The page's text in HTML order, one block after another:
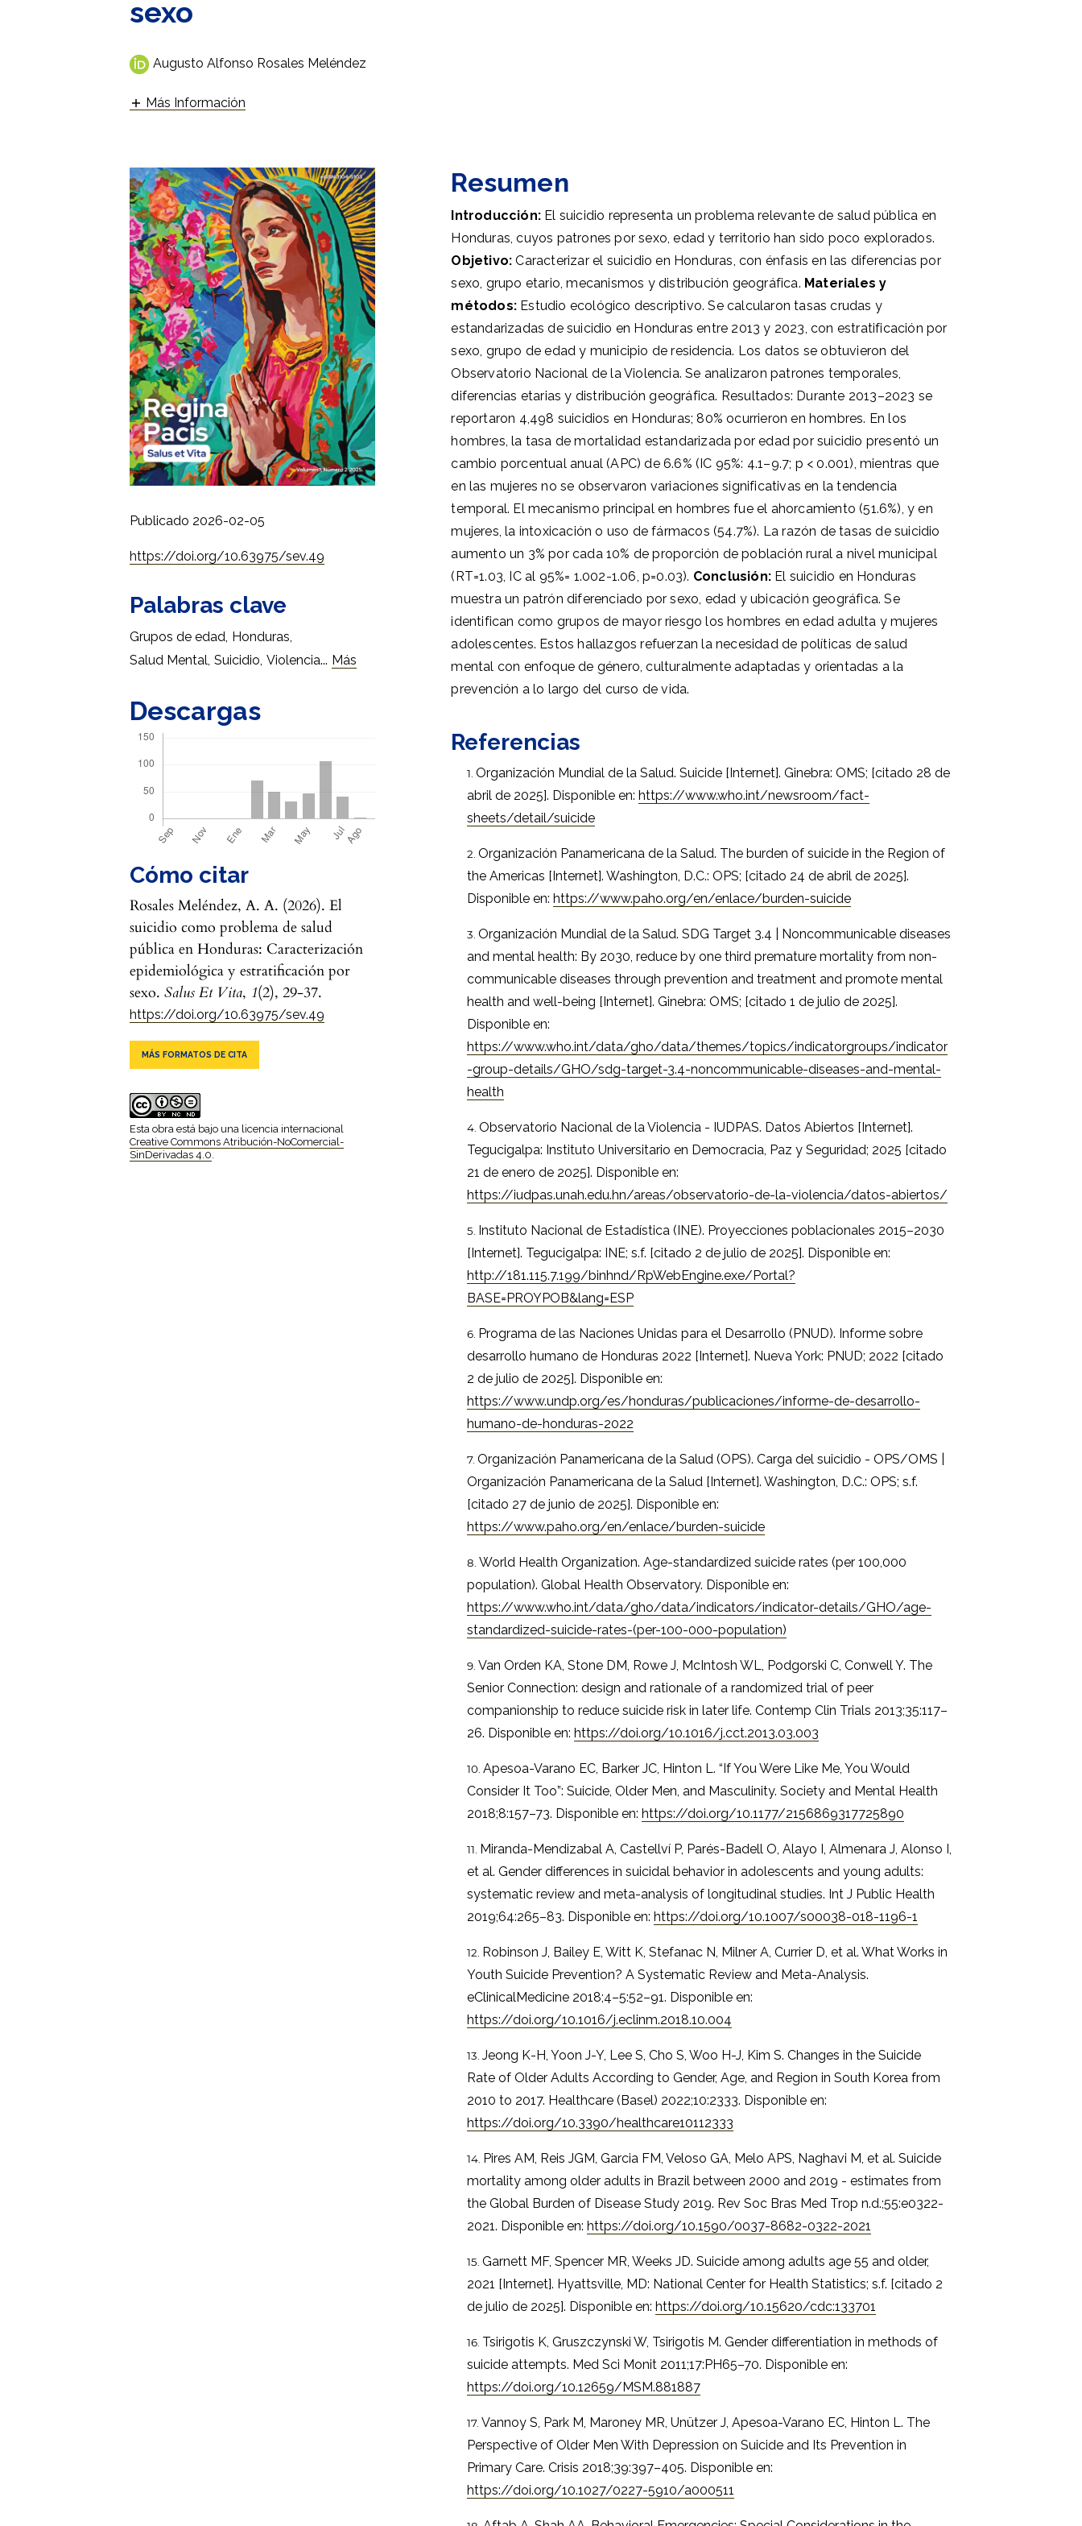
sexo
Augusto Alfonso Rosales Meléndez
Más Información
Publicado 2026-02-05
https://doi.org/10.63975/sev.49
Palabras clave
Grupos de edad Honduras
Salud Mental Suicidio Violencia... Más
Descargas
Cómo citar
Rosales Meléndez, A. A. (2026). El
suicidio como problema de salud
pública en Honduras: Caracterización
epidemiológica y estratificación por
sexo.Salus Et Vita, 1(2), 29-37.
https://doi.org/10.63975/sev.49
MÁS FORMATOS DE CITA
Esta obra está bajo una licencia internacional
Creative Commons Atribución-NoComercial-
SinDerivadas 4.0
Resumen
Introducción: El suicidio representa un problema relevante de salud pública en
Honduras, cuyos patrones por sexo, edad y territorio han sido poco explorados.
Objetivo:Caracterizar el suicidio en Honduras, con énfasis en las diferencias por
sexo, grupo etario, mecanismos y distribución geográfica. Materiales y
métodos: Estudio ecológico descriptivo. Se calcularon tasas crudas y
estandarizadas de suicidio en Honduras entre 2013 y 2023, con estratificación por
sexo, grupo de edad y municipio de residencia. Los datos se obtuvieron del
Observatorio Nacional de la Violencia. Se analizaron patrones temporales,
diferencias etarias y distribución geográfica. Resultados: Durante 2013–2023 se
reportaron 4,498 suicidios en Honduras; 80% ocurrieron en hombres. En los
hombres, la tasa de mortalidad estandarizada por edad por suicidio presentó un
cambio porcentual anual (APC) de 6.6% (IC 95%: 4.1–9.7; p < 0.001), mientras que
en las mujeres no se observaron variaciones significativas en la tendencia
temporal. El mecanismo principal en hombres fue el ahorcamiento (51.6%), y en
mujeres, la intoxicación o uso de fármacos (54.7%). La razón de tasas de suicidio
aumento un 3% por cada 10% de proporción de población rural a nivel municipal
(RT=1.03, IC al 95%= 1.002-1.06, p=0.03). Conclusión: El suicidio en Honduras
muestra un patrón diferenciado por sexo, edad y ubicación geográfica. Se
identifican como grupos de mayor riesgo los hombres en edad adulta y mujeres
adolescentes. Estos hallazgos refuerzan la necesidad de políticas de salud
mental con enfoque de género, culturalmente adaptadas y orientadas a la
prevención a lo largo del curso de vida.
Referencias
Organización Mundial de la Salud. Suicide [Internet]. Ginebra: OMS; [citado 28 de
abril de 2025]. Disponible en:https://www.who.int/newsroom/fact-
sheets/detail/suicide
Organización Panamericana de la Salud. The burden of suicide in the Region of
the Americas [Internet]. Washington, D.C.: OPS; [citado 24 de abril de 2025].
Disponible en:https://www.paho.org/en/enlace/burden-suicide
Organización Mundial de la Salud. SDG Target 3.4 | Noncommunicable diseases
and mental health: By 2030, reduce by one third premature mortality from non-
communicable diseases through prevention and treatment and promote mental
health and well-being [Internet]. Ginebra: OMS; [citado 1 de julio de 2025].
Disponible en:
https://www.who.int/data/gho/data/themes/topics/indicatorgroups/indicator
-group-details/GHO/sdg-target-3.4-noncommunicable-diseases-and-mental-
health
Observatorio Nacional de la Violencia - IUDPAS. Datos Abiertos [Internet].
Tegucigalpa: Instituto Universitario en Democracia, Paz y Seguridad; 2025 [citado
21 de enero de 2025]. Disponible en:
https://iudpas.unah.edu.hn/areas/observatorio-de-la-violencia/datos-abiertos/
Instituto Nacional de Estadística (INE). Proyecciones poblacionales 2015–2030
[Internet]. Tegucigalpa: INE; s.f. [citado 2 de julio de 2025]. Disponible en:
http://181.115.7.199/binhnd/RpWebEngine.exe/Portal?
BASE=PROYPOB&lang=ESP
Programa de las Naciones Unidas para el Desarrollo (PNUD). Informe sobre
desarrollo humano de Honduras 2022 [Internet]. Nueva York: PNUD; 2022 [citado
2 de julio de 2025]. Disponible en:
https://www.undp.org/es/honduras/publicaciones/informe-de-desarrollo-
humano-de-honduras-2022
Organización Panamericana de la Salud (OPS). Carga del suicidio - OPS/OMS |
Organización Panamericana de la Salud [Internet]. Washington, D.C.: OPS; s.f.
[citado 27 de junio de 2025]. Disponible en:
https://www.paho.org/en/enlace/burden-suicide
World Health Organization. Age-standardized suicide rates (per 100,000
population). Global Health Observatory. Disponible en:
https://www.who.int/data/gho/data/indicators/indicator-details/GHO/age-
standardized-suicide-rates-(per-100-000-population)
Van Orden KA, Stone DM, Rowe J, McIntosh WL, Podgorski C, Conwell Y. The
Senior Connection: design and rationale of a randomized trial of peer
companionship to reduce suicide risk in later life. Contemp Clin Trials 2013;35:117–
26. Disponible en:https://doi.org/10.1016/j.cct.2013.03.003
Apesoa-Varano EC, Barker JC, Hinton L. “If You Were Like Me, You Would
Consider It Too”: Suicide, Older Men, and Masculinity. Society and Mental Health
2018;8:157–73. Disponible en:https://doi.org/10.1177/2156869317725890
Miranda-Mendizabal A, Castellví P, Parés-Badell O, Alayo I, Almenara J, Alonso I,
et al. Gender differences in suicidal behavior in adolescents and young adults:
systematic review and meta-analysis of longitudinal studies. Int J Public Health
2019;64:265–83. Disponible en:https://doi.org/10.1007/s00038-018-1196-1
Robinson J, Bailey E, Witt K, Stefanac N, Milner A, Currier D, et al. What Works in
Youth Suicide Prevention? A Systematic Review and Meta-Analysis.
eClinicalMedicine 2018;4–5:52–91. Disponible en:
https://doi.org/10.1016/j.eclinm.2018.10.004
Jeong K-H, Yoon J-Y, Lee S, Cho S, Woo H-J, Kim S. Changes in the Suicide
Rate of Older Adults According to Gender, Age, and Region in South Korea from
2010 to 2017. Healthcare (Basel) 2022;10:2333. Disponible en:
https://doi.org/10.3390/healthcare10112333
Pires AM, Reis JGM, Garcia FM, Veloso GA, Melo APS, Naghavi M, et al. Suicide
mortality among older adults in Brazil between 2000 and 2019 - estimates from
the Global Burden of Disease Study 2019. Rev Soc Bras Med Trop n.d.;55:e0322-
2021. Disponible en:https://doi.org/10.1590/0037-8682-0322-2021
Garnett MF, Spencer MR, Weeks JD. Suicide among adults age 55 and older,
2021 [Internet]. Hyattsville, MD: National Center for Health Statistics; s.f. [citado 2
de julio de 2025]. Disponible en:https://doi.org/10.15620/cdc:133701
Tsirigotis K, Gruszczynski W, Tsirigotis M. Gender differentiation in methods of
suicide attempts. Med Sci Monit 2011;17:PH65–70. Disponible en:
https://doi.org/10.12659/MSM.881887
Vannoy S, Park M, Maroney MR, Unützer J, Apesoa-Varano EC, Hinton L. The
Perspective of Older Men With Depression on Suicide and Its Prevention in
Primary Care. Crisis 2018;39:397–405. Disponible en:
https://doi.org/10.1027/0227-5910/a000511